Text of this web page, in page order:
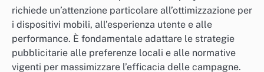
richiede un’attenzione particolare all’ottimizzazione per
i dispositivi mobili, all’esperienza utente e alle
performance. È fondamentale adattare le strategie
pubblicitarie alle preferenze locali e alle normative
vigenti per massimizzare l’efficacia delle campagne.